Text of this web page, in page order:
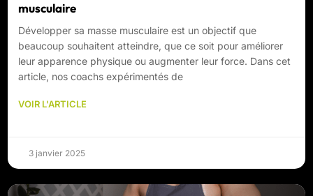
musculaire
Développer sa masse musculaire est un objectif que
beaucoup souhaitent atteindre, que ce soit pour améliorer
leur apparence physique ou augmenter leur force. Dans cet
article, nos coachs expérimentés de
VOIR L'ARTICLE
3 janvier 2025